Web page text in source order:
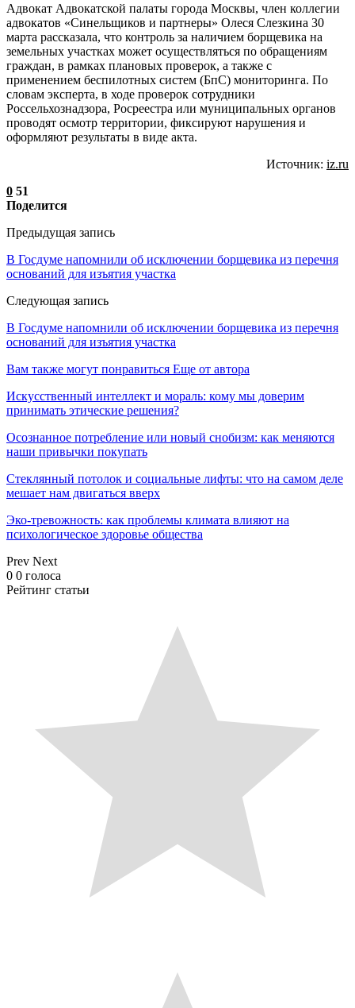
Адвокат Адвокатской палаты города Москвы, член коллегии
адвокатов «Синельщиков и партнеры» Олеся Слезкина 30
марта рассказала, что контроль за наличием борщевика на
земельных участках может осуществляться по обращениям
граждан, в рамках плановых проверок, а также с
применением беспилотных систем (БпС) мониторинга. По
словам эксперта, в ходе проверок сотрудники
Россельхознадзора, Росреестра или муниципальных органов
проводят осмотр территории, фиксируют нарушения и
оформляют результаты в виде акта.
Источник: iz.ru
0 51
Поделится
Предыдущая запись
В Госдуме напомнили об исключении борщевика из перечня
оснований для изъятия участка
Следующая запись
В Госдуме напомнили об исключении борщевика из перечня
оснований для изъятия участка
Вам также могут понравиться Еще от автора
Искусственный интеллект и мораль: кому мы доверим
принимать этические решения?
Осознанное потребление или новый снобизм: как меняются
наши привычки покупать
Стеклянный потолок и социальные лифты: что на самом деле
мешает нам двигаться вверх
Эко-тревожность: как проблемы климата влияют на
психологическое здоровье общества
Prev Next
0 0 голоса
Рейтинг статьи